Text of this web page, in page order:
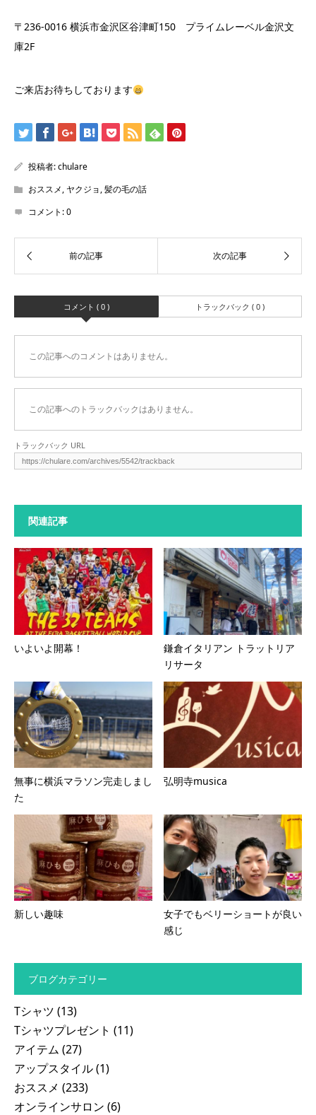
〒236-0016 横浜市金沢区谷津町150 プライムレーベル金沢文
庫2F
ご来店お待ちしております
投稿者:chulare
おススメ, ヤクジョ,髪の毛の話
コメント:0
コメント ( 0 ) トラックバック ( 0 )
この記事へのコメントはありません。
この記事へのトラックバックはありません。
トラックバック URL
関連記事
いよいよ開幕！
鎌倉イタリアン トラットリア
リサータ
無事に横浜マラソン完走しまし
た
弘明寺musica
新しい趣味
女子でもベリーショートが良い
感じ
ブログカテゴリー
Tシャツ (13)
Tシャツプレゼント (11)
アイテム (27)
アップスタイル(1)
おススメ (233)
オンラインサロン (6)